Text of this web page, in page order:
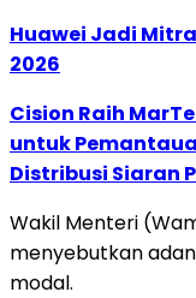
Huawei Jadi Mitra
2026
Cision Raih
untuk
Distribusi Siaran
Wakil Menteri
menyebutkan
modal.